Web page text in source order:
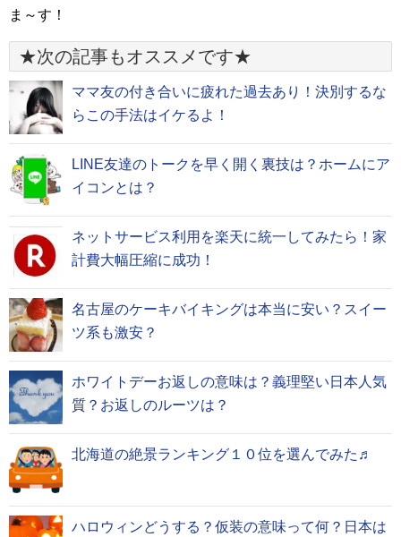
ま～す！
★次の記事もオススメです★
ママ友の付き合いに疲れた過去あり！決別するな
らこの手法はイケるよ！
LINE友達のトークを早く開く裏技は？ホームにア
イコンとは？
ネットサービス利用を楽天に統一してみたら！家
計費大幅圧縮に成功！
名古屋のケーキバイキングは本当に安い？スイー
ツ系も激安？
ホワイトデーお返しの意味は？義理堅い日本人気
質？お返しのルーツは？
北海道の絶景ランキング１０位を選んでみた♬
ハロウィンどうする？仮装の意味って何？日本は